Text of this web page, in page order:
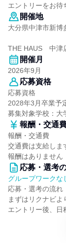
エントリーをお待
開催地
大分県中津市新博
THE HAUS 中津
開催月
2026年9月
応募資格
応募資格
2028年3月卒業予
募集対象学校：大
報酬・交通
報酬・交通費
交通費は支給し
報酬はありません
応募・選考
グループワークな
応募・選考の流れ
まずはリクナビよ
エントリー後、日